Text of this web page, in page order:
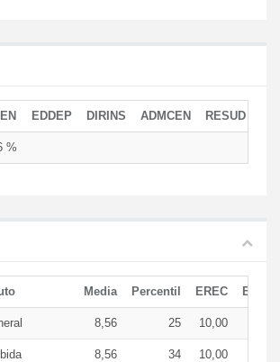
EDDEP DIRINS ADMCEN RESUD
%
Media Percentil EREC
8,56 25 10,00
8,56 34 10,00